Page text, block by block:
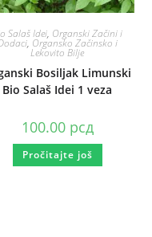
Salaš Idei, Organski Začini i
, Organsko Začinsko i
Lekovito Bilje
Bosiljak Limunski
Bio Salaš Idei 1 veza
100.00 рсд
Pročitajte još